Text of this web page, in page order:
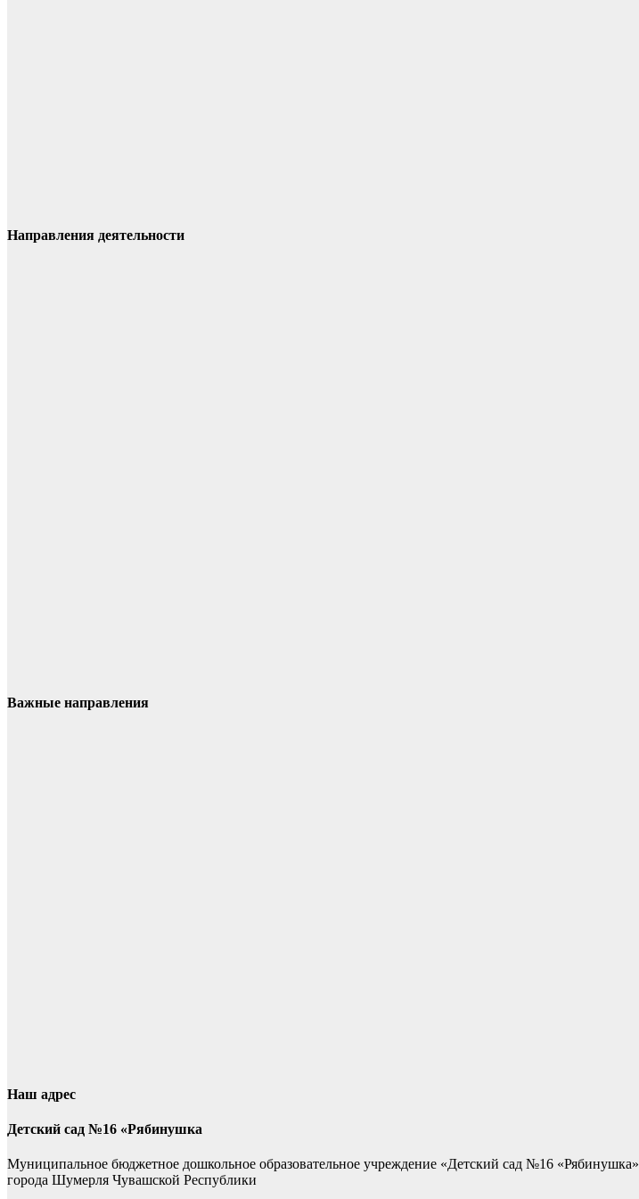
Направления деятельности
Важные направления
Наш адрес
Детский сад №16 «Рябинушка
Муниципальное бюджетное дошкольное образовательное учреждение «Детский сад №16 «Рябинушка»
города Шумерля Чувашской Республики